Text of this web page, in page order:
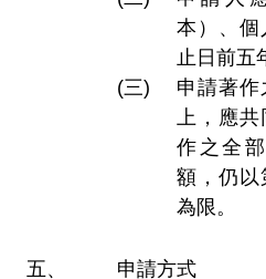
本）、個
止日前五
申請著作
上，應共
作之全
額，仍以
為限。
申請方式